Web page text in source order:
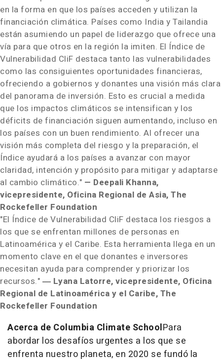
en la forma en que los países acceden y utilizan la
financiación climática. Países como India y Tailandia
están asumiendo un papel de liderazgo que ofrece una
vía para que otros en la región la imiten. El Índice de
Vulnerabilidad CliF destaca tanto las vulnerabilidades
como las consiguientes oportunidades financieras,
ofreciendo a gobiernos y donantes una visión más clara
del panorama de inversión. Esto es crucial a medida
que los impactos climáticos se intensifican y los
déficits de financiación siguen aumentando, incluso en
los países con un buen rendimiento. Al ofrecer una
visión más completa del riesgo y la preparación, el
Índice ayudará a los países a avanzar con mayor
claridad, intención y propósito para mitigar y adaptarse
al cambio climático." — Deepali Khanna,
vicepresidente, Oficina Regional de Asia, The
Rockefeller Foundation
"El Índice de Vulnerabilidad CliF destaca los riesgos a
los que se enfrentan millones de personas en
Latinoamérica y el Caribe. Esta herramienta llega en un
momento clave en el que donantes e inversores
necesitan ayuda para comprender y priorizar los
recursos." ― Lyana Latorre, vicepresidente, Oficina
Regional de Latinoamérica y el Caribe, The
Rockefeller Foundation
Acerca de Columbia Climate SchoolPara
abordar los desafíos urgentes a los que se
enfrenta nuestro planeta, en 2020 se fundó la